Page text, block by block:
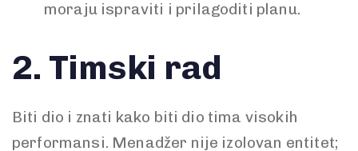
moraju ispraviti i prilagoditi planu.
2. Timski rad
Biti dio i znati kako biti dio tima visokih
performansi. Menadžer nije izolovan entitet;